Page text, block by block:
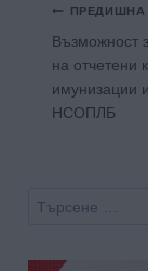
Навигация
ПРЕДИШНА
Възможност
на отчетени
имунизации
НСОПЛБ
Търсене